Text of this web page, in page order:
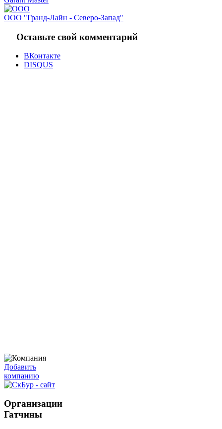
ООО "Гранд-Лайн - Северо-Запад"
Оставьте свой комментарий
ВКонтакте
DISQUS
Добавить
компанию
Организации
Гатчины